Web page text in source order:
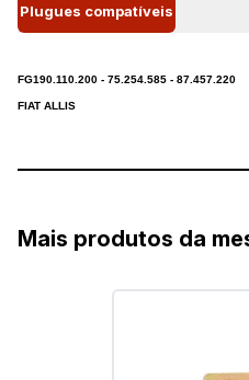
Plugues compatíveis
FG190.110.200 - 75.254.585 - 87.457.220
FIAT ALLIS
Mais produtos da